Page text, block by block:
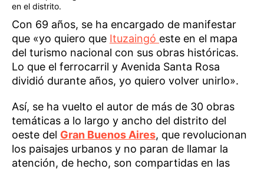
en el distrito.
Con 69 años, se ha encargado de manifestar
que «yo quiero que Ituzaingó este en el mapa
del turismo nacional con sus obras históricas.
Lo que el ferrocarril y Avenida Santa Rosa
dividió durante años, yo quiero volver unirlo».
Así, se ha vuelto el autor de más de 30 obras
temáticas a lo largo y ancho del distrito del
oeste del Gran Buenos Aires, que revolucionan
los paisajes urbanos y no paran de llamar la
atención, de hecho, son compartidas en las